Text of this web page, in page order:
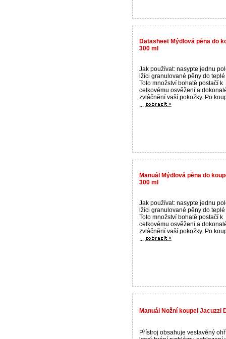
Datasheet Mýdlová pěna do
300 ml
Jak používat: nasypte jednu
lžíci granulované pěny do
Toto množství bohatě postačí k
celkovému osvěžení a
zvláčnění vaší pokožky. Po
...
Manuál Mýdlová pěna do
300 ml
Jak používat: nasypte jednu
lžíci granulované pěny do
Toto množství bohatě postačí k
celkovému osvěžení a
zvláčnění vaší pokožky. Po
...
Manuál Nožní koupel Jacuzzi
Přístroj obsahuje vestavěný